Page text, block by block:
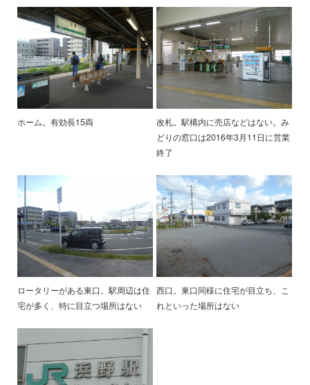
ホーム。有効長15両
改札。駅構内に売店などはない。み
どりの窓口は2016年3月11日に営業
終了
ロータリーがある東口。駅周辺は住
宅が多く、特に目立つ場所はない
西口。東口同様に住宅が目立ち、こ
れといった場所はない